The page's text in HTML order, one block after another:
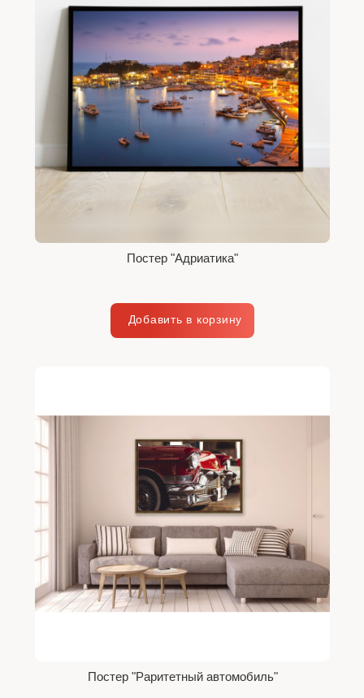
Постер "Адриатика"
Постер "Раритетный автомобиль"